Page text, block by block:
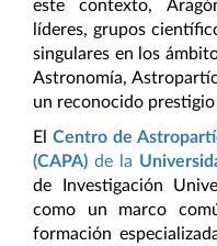
este contexto,
líderes, grupos
singulares en los
Astronomía,
un reconocido
El Centro de
(CAPA) de la
de Investigación
como un marco
formación